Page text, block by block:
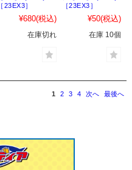
［23EX3］
¥680(税込)
在庫切れ
［23EX3］
¥50(税込)
在庫 10個
1 2 3 4 次へ 最後へ